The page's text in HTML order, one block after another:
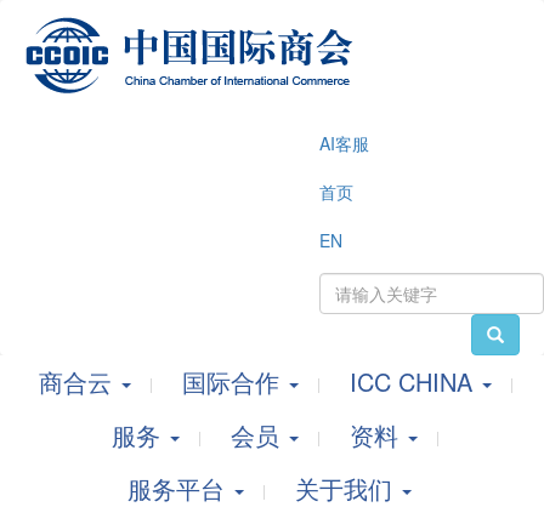
AI客服
首页
EN
商合云 国际合作
ICC CHINA
服务
会员
资料
服务平台
关于我们